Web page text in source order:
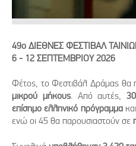
49o ΔΙΕΘΝΕΣ ΦΕΣΤΙΒΑΛ
6 - 12 ΣΕΠΤΕΜΒΡΙΟΥ 2026
Φέτος, το Φεστιβάλ Δράμας θα
μικρού μήκους. Από αυτές,
επίσημο ελληνικό πρόγραμμα και
ενώ οι 45 θα παρουσιαστούν σε